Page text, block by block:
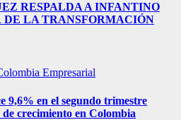
RESPALDA A INFANTINO
LA TRANSFORMACIÓN
Empresarial
9,6% en el segundo trimestre
crecimiento en Colombia